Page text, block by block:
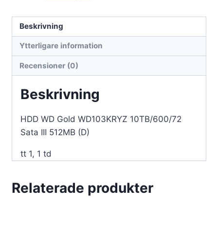
512MB
(D)
Beskrivning
Ytterligare information
Recensioner (0)
Beskrivning
HDD WD Gold WD103KRYZ 10TB/600/72
Sata III 512MB (D)
tt 1, 1 td
Relaterade produkter